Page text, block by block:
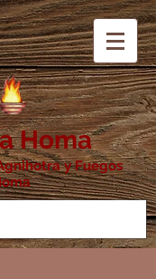
Homa
y Fuegos